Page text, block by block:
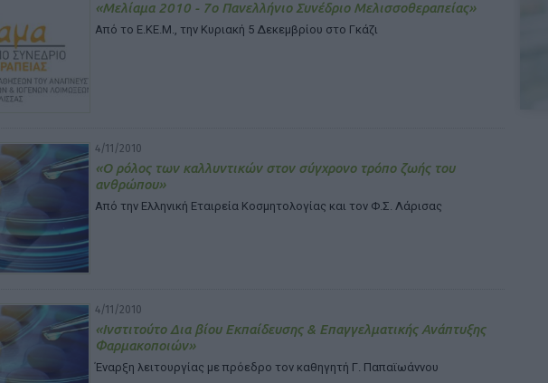
«Μελίαμα 2010 - 7ο Πανελλήνιο Συνέδριο Μελισσοθεραπείας»
Από το Ε.ΚΕ.Μ., την Κυριακή 5 Δεκεμβρίου στο Γκάζι
4/11/2010
«Ο ρόλος των καλλυντικών στον σύγχρονο τρόπο ζωής του
ανθρώπου»
Από την Ελληνική Εταιρεία Κοσμητολογίας και τον Φ.Σ. Λάρισας
4/11/2010
«Ινστιτούτο Δια βίου Εκπαίδευσης & Επαγγελματικής Ανάπτυξης
Φαρμακοποιών»
Έναρξη λειτουργίας με πρόεδρο τον καθηγητή Γ. Παπαϊωάννου